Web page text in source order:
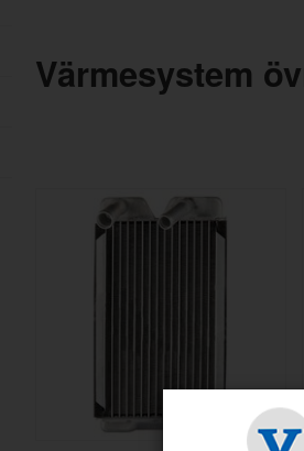
Värmesystem